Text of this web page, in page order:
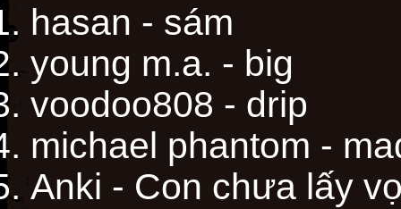
hasan - sám
young m.a. - big
voodoo808 - drip
michael phantom -
Anki - Con chưa lấy